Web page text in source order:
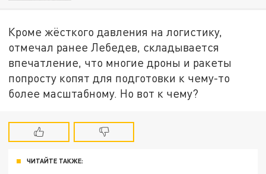
Кроме жёсткого давления на логистику,
отмечал ранее Лебедев, складывается
впечатление, что многие дроны и ракеты
попросту копят для подготовки к чему-то
более масштабному. Но вот к чему?
ЧИТАЙТЕ ТАКЖЕ: